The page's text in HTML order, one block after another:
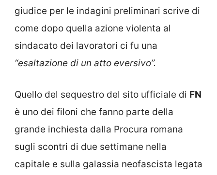
giudice per le indagini preliminari scrive di
come dopo quella azione violenta al
sindacato dei lavoratori ci fu una
“esaltazione di un atto eversivo”.
Quello del sequestro del sito ufficiale di FN
è uno dei filoni che fanno parte della
grande inchiesta dalla Procura romana
sugli scontri di due settimane nella
capitale e sulla galassia neofascista legata